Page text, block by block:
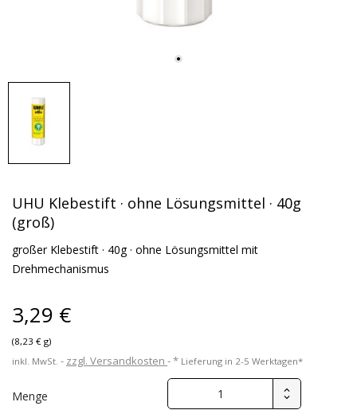
UHU Klebestift · ohne Lösungsmittel · 40g
(groß)
großer Klebestift · 40g · ohne Lösungsmittel mit
Drehmechanismus
3,29 €
(8,23 € g)
inkl. MwSt.
zzgl. Versandkosten * Lieferung in 2-5 Werktagen*
Menge